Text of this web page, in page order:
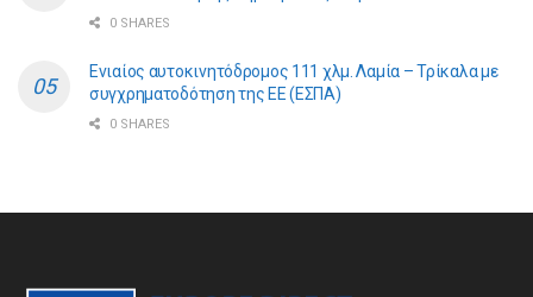
0 SHARES
Ενιαίος αυτοκινητόδρομος 111 χλμ. Λαμία – Τρίκαλα με
συγχρηματοδότηση της ΕE (ΕΣΠΑ)
0 SHARES